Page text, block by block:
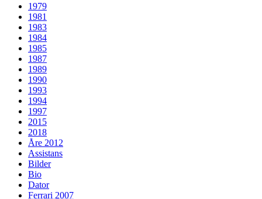
1979
1981
1983
1984
1985
1987
1989
1990
1993
1994
1997
2015
2018
Åre 2012
Assistans
Bilder
Bio
Dator
Ferrari 2007